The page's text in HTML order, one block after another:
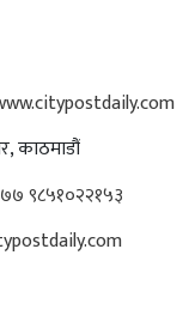
काठमाडौं
९८५१०२२१५३